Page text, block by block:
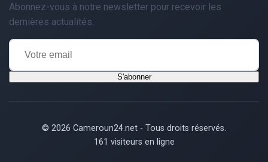
Abonnez-vous à notre newsletter pour recevoir les
dernières actualités.
S'abonner
© 2026 Cameroun24.net - Tous droits réservés.
161 visiteurs en ligne